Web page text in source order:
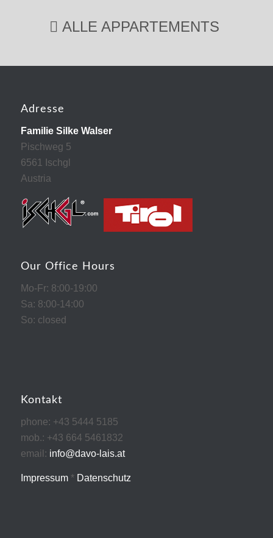
ALLE APPARTEMENTS
Adresse
Familie Silke Walser
Pischweg 5
6561 Ischgl
Austria
Our Office Hours
Mo-Fr: 8:00-19:00
Sa: 8:00-14:00
So: closed
Kontakt
phone: +43 5444 5185
mob.: +43 664 5461832
email: info@davo-lais.at
Impressum* Datenschutz